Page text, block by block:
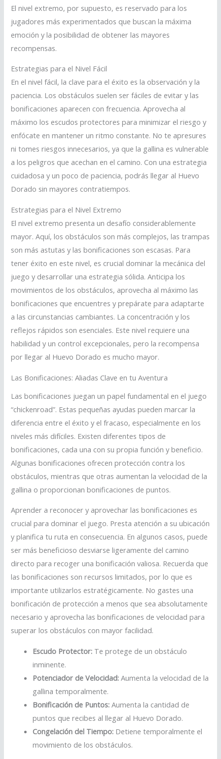
El nivel extremo, por supuesto, es reservado para los
jugadores más experimentados que buscan la máxima
emoción y la posibilidad de obtener las mayores
recompensas.
Estrategias para el Nivel Fácil
En el nivel fácil, la clave para el éxito es la observación y la
paciencia. Los obstáculos suelen ser fáciles de evitar y las
bonificaciones aparecen con frecuencia. Aprovecha al
máximo los escudos protectores para minimizar el riesgo y
enfócate en mantener un ritmo constante. No te apresures
ni tomes riesgos innecesarios, ya que la gallina es vulnerable
a los peligros que acechan en el camino. Con una estrategia
cuidadosa y un poco de paciencia, podrás llegar al Huevo
Dorado sin mayores contratiempos.
Estrategias para el Nivel Extremo
El nivel extremo presenta un desafío considerablemente
mayor. Aquí, los obstáculos son más complejos, las trampas
son más astutas y las bonificaciones son escasas. Para
tener éxito en este nivel, es crucial dominar la mecánica del
juego y desarrollar una estrategia sólida. Anticipa los
movimientos de los obstáculos, aprovecha al máximo las
bonificaciones que encuentres y prepárate para adaptarte
a las circunstancias cambiantes. La concentración y los
reflejos rápidos son esenciales. Este nivel requiere una
habilidad y un control excepcionales, pero la recompensa
por llegar al Huevo Dorado es mucho mayor.
Las Bonificaciones: Aliadas Clave en tu Aventura
Las bonificaciones juegan un papel fundamental en el juego
“chickenroad”. Estas pequeñas ayudas pueden marcar la
diferencia entre el éxito y el fracaso, especialmente en los
niveles más difíciles. Existen diferentes tipos de
bonificaciones, cada una con su propia función y beneficio.
Algunas bonificaciones ofrecen protección contra los
obstáculos, mientras que otras aumentan la velocidad de la
gallina o proporcionan bonificaciones de puntos.
Aprender a reconocer y aprovechar las bonificaciones es
crucial para dominar el juego. Presta atención a su ubicación
y planifica tu ruta en consecuencia. En algunos casos, puede
ser más beneficioso desviarse ligeramente del camino
directo para recoger una bonificación valiosa. Recuerda que
las bonificaciones son recursos limitados, por lo que es
importante utilizarlos estratégicamente. No gastes una
bonificación de protección a menos que sea absolutamente
necesario y aprovecha las bonificaciones de velocidad para
superar los obstáculos con mayor facilidad.
Escudo Protector: Te protege de un obstáculo
inminente.
Potenciador de Velocidad: Aumenta la velocidad de la
gallina temporalmente.
Bonificación de Puntos: Aumenta la cantidad de
puntos que recibes al llegar al Huevo Dorado.
Congelación del Tiempo: Detiene temporalmente el
movimiento de los obstáculos.